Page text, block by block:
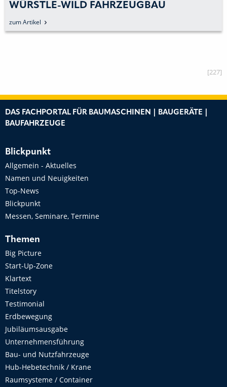
WÜRSTLE-WILD FAHRZEUGBAU
zum Artikel
[227]
DAS FACHPORTAL FÜR BAUMASCHINEN | BAUGERÄTE |
BAUFAHRZEUGE
Blickpunkt
Allgemein - Aktuelles
Namen und Neuigkeiten
Top-News
Blickpunkt
Messen, Seminare, Termine
Themen
Big Picture
Start-Up-Zone
Klartext
Titelstory
Testimonial
Erdbewegung
Jubiläumsausgabe
Unternehmensführung
Bau- und Nutzfahrzeuge
Hub-Hebetechnik / Krane
Raumsysteme / Container